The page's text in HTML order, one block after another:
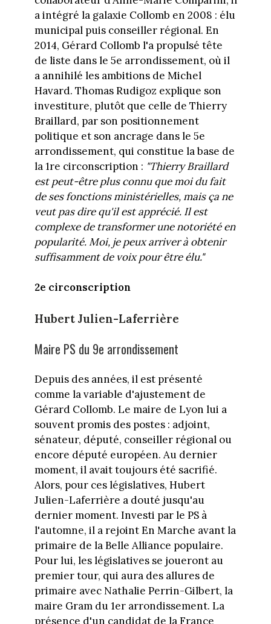
a intégré la galaxie Collomb en 2008 : élu
municipal puis conseiller régional. En
2014, Gérard Collomb l'a propulsé tête
de liste dans le 5e arrondissement, où il
a annihilé les ambitions de Michel
Havard. Thomas Rudigoz explique son
investiture, plutôt que celle de Thierry
Braillard, par son positionnement
politique et son ancrage dans le 5e
arrondissement, qui constitue la base de
la 1re circonscription : "Thierry Braillard
est peut-être plus connu que moi du fait
de ses fonctions ministérielles, mais ça ne
veut pas dire qu'il est apprécié. Il est
complexe de transformer une notoriété en
popularité. Moi, je peux arriver à obtenir
suffisamment de voix pour être élu."
2e circonscription
Hubert Julien-Laferrière
Maire PS du 9e arrondissement
Depuis des années, il est présenté
comme la variable d'ajustement de
Gérard Collomb. Le maire de Lyon lui a
souvent promis des postes : adjoint,
sénateur, député, conseiller régional ou
encore député européen. Au dernier
moment, il avait toujours été sacrifié.
Alors, pour ces législatives, Hubert
Julien-Laferrière a douté jusqu'au
dernier moment. Investi par le PS à
l'automne, il a rejoint En Marche avant la
primaire de la Belle Alliance populaire.
Pour lui, les législatives se joueront au
premier tour, qui aura des allures de
primaire avec Nathalie Perrin-Gilbert, la
maire Gram du 1er arrondissement. La
présence d'un candidat de la France